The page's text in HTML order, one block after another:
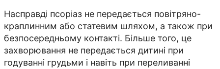
Насправді псоріаз не передається повітряно-
краплинним або статевим шляхом, а також при
безпосередньому контакті. Більше того, це
захворювання не передається дитині при
годуванні грудьми і навіть при переливанні